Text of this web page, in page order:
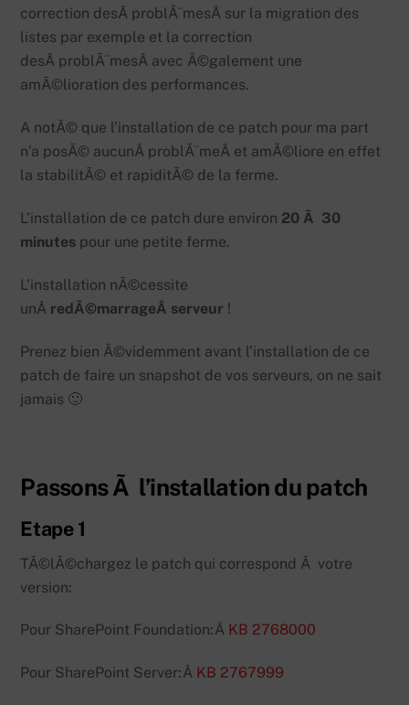
correction desÂ problÃ¨mesÂ sur la migration des
listes par exemple et la correction
desÂ problÃ¨mesÂ avec Ã©galement une
amÃ©lioration des performances.
A notÃ© que l’installation de ce patch pour ma part
n’a posÃ© aucunÂ problÃ¨meÂ et amÃ©liore en effet
la stabilitÃ© et rapiditÃ© de la ferme.
L’installation de ce patch dure environ 20 Ã 30
minutes pour une petite ferme.
L’installation nÃ©cessite
unÂ redÃ©marrageÂ serveur !
Prenez bien Ã©videmment avant l’installation de ce
patch de faire un snapshot de vos serveurs, on ne sait
jamais 🙂
Passons Ã l’installation du patch
Etape 1
TÃ©lÃ©chargez le patch qui correspond Ã votre
version:
Pour SharePoint Foundation:Â KB 2768000
Pour SharePoint Server:Â KB 2767999